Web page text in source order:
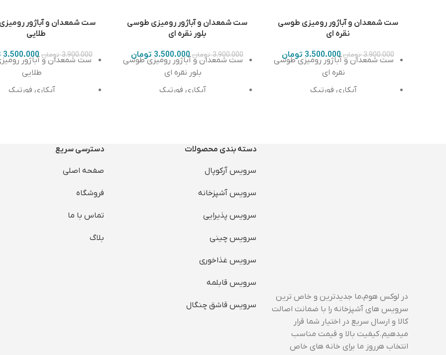
ست شمعدان و آباژور رومیزی طوسی
نقره ای
3.900.000تومان 3.500.000 تومان
ست شمعدان و آباژور رومیزی طوسی
نقره ای
آبکاری فورتیک
ست شمعدان و آباژور رومیزی طوسی
بلور نقره ای
3.900.000تومان 3.500.000 تومان
ست شمعدان و آباژور رومیزی طوسی
بلور نقره ای
آبکاری فورتیک
ست شمعدان و آباژور
طلایی
3.900.000تومان 3.500.000
ست شمعدان و آباژور
طلایی
آبکاری فورتیک
در لوکس هوم،ما جدیدترین و خاص ترین
سرویس های آشپزخانه را با ضمانت اصالت
کالا و ارسال سریع در اختیار شما قرار
میدهیم.کیفیت بالا و قیمت مناسب
انتخاب هرروز ما برای خانه های خاص
دسته بندی محصولات
سرویس آرکوپال
سرویس آشپزخانه
سرویس پذیرایی
سرویس چینی
سرویس غذاخوری
سرویس قابلمه
سرویس قاشق چنگال
دسترسی سریع
صفحه اصلی
فروشگاه
تماس با ما
بلاگ